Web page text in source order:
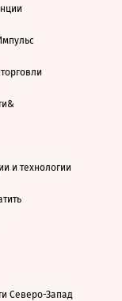
и технологии
Северо-Запад